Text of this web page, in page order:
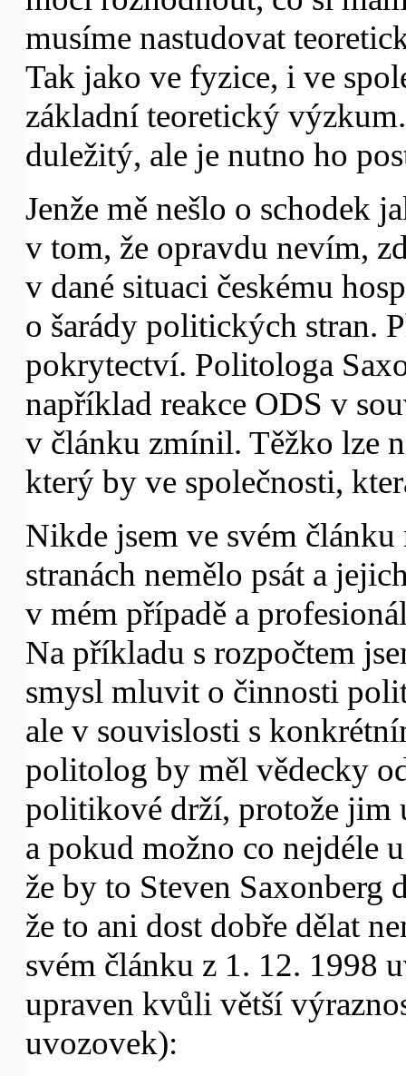
musíme nastudovat
Tak jako ve fyzice, i ve
základní teoretický
duležitý, ale je nutno ho
Jenže mě nešlo o schodek
v tom, že opravdu nevím,
v dané situaci českému
o šarády politických stran.
pokrytectví. Politologa
například reakce ODS v
v článku zmínil. Těžko lze
který by ve společnosti,
Nikde jsem ve svém
stranách nemělo psát a
v mém případě a
Na příkladu s rozpočtem
smysl mluvit o činnosti
ale v souvislosti s
politolog by měl vědecky
politikové drží, protože jim
a pokud možno co nejdéle
že by to Steven
že to ani dost dobře dělat
svém článku z 1. 12. 1998
upraven kvůli větší
uvozovek):